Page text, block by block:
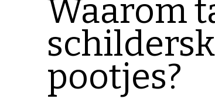
Waarom
pootjes?